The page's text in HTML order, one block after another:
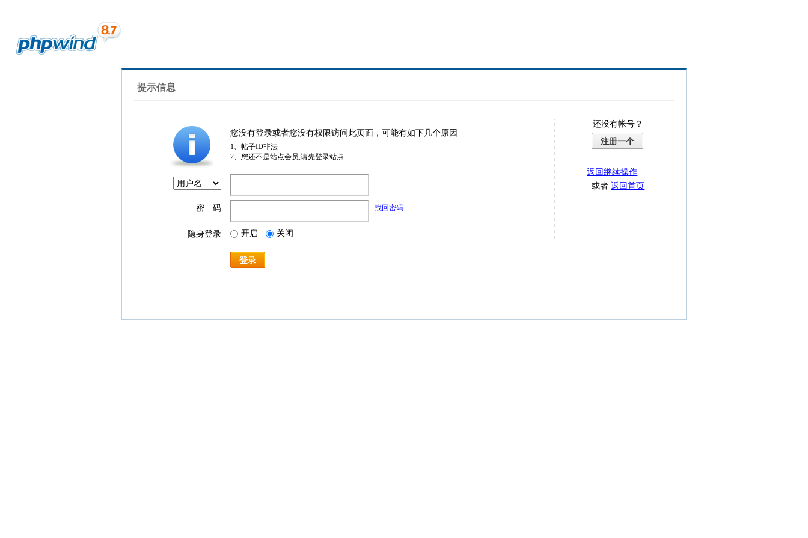
提示信息
您没有登录或者您没有权限访问此页面，可能有如下几个原因
1、帖子ID非法
2、您还不是站点会员,请先登录站点
密 码 找回密码
隐身登录 开启 关闭
登录
还没有帐号？
注册一个
返回继续操作
或者返回首页